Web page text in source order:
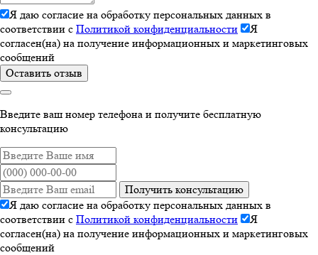
Я даю согласие на обработку персональных данных в
соответствии с Политикой конфиденциальности
Я
согласен(на) на получение информационных и маркетинговых
сообщений
Оставить отзыв
Введите ваш номер телефона и получите бесплатную
консультацию
Получить консультацию
Я даю согласие на обработку персональных данных в
соответствии с Политикой конфиденциальности
Я
согласен(на) на получение информационных и маркетинговых
сообщений